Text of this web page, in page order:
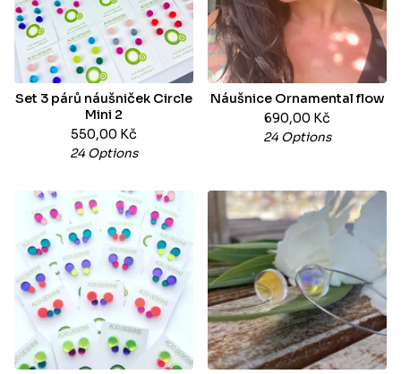
Set 3 párů náušniček Circle
Mini 2
550,00 Kč
24 Options
Náušnice Ornamental flow
690,00 Kč
24 Options